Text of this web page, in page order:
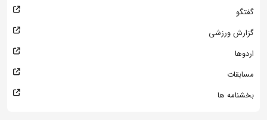
گفتگو
گزارش ورزشی
اردوها
مسابقات
بخشنامه ها